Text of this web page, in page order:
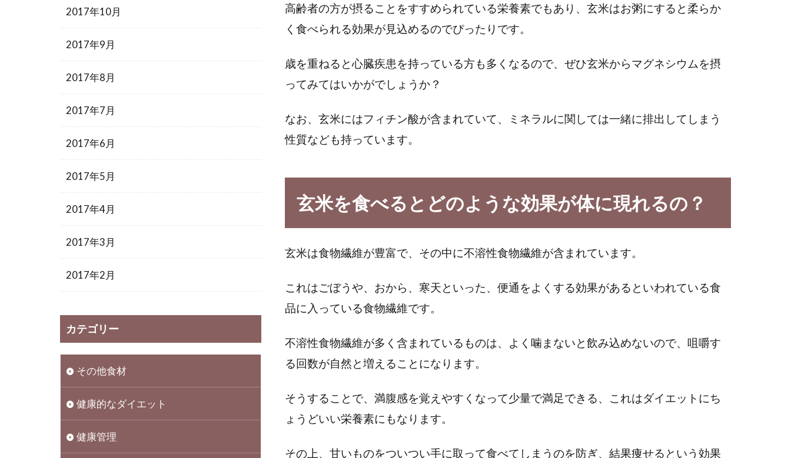
高齢者の方が摂ることをすすめられている栄養素でもあり、玄米はお粥にすると柔らか
く食べられる効果が見込めるのでぴったりです。
歳を重ねると心臓疾患を持っている方も多くなるので、ぜひ玄米からマグネシウムを摂
ってみてはいかがでしょうか？
なお、玄米にはフィチン酸が含まれていて、ミネラルに関しては一緒に排出してしまう
性質なども持っています。
玄米を食べるとどのような効果が体に現れるの？
玄米は食物繊維が豊富で、その中に不溶性食物繊維が含まれています。
これはごぼうや、おから、寒天といった、便通をよくする効果があるといわれている食
品に入っている食物繊維です。
不溶性食物繊維が多く含まれているものは、よく噛まないと飲み込めないので、咀嚼す
る回数が自然と増えることになります。
そうすることで、満腹感を覚えやすくなって少量で満足できる、これはダイエットにち
ょうどいい栄養素にもなります。
その上、甘いものをついつい手に取って食べてしまうのを防ぎ、結果痩せるという効果
2017年10月
2017年9月
2017年8月
2017年7月
2017年6月
2017年5月
2017年4月
2017年3月
2017年2月
カテゴリー
その他食材
健康的なダイエット
健康管理